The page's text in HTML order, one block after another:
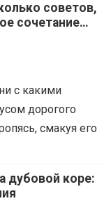
советов,
сочетание
с какими
дорогого
смакуя его
дубовой коре: